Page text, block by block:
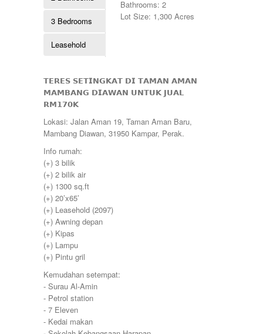
Kulim
Lekir
Manjoi
Manjung
Manong
Menglembu
Meru
Parit
Pekan Razaki
Penang
Pengkalan
Perak
Pulau Pinang
Puncak Jelapang Maju
Selayang Heights
Seri Iskandar
Seri Manjung
Siputeh
Sitiawan
Slim River
Station 18
Sungai Siput
260000
268000
280000
285000
290000
295000
300000
315000
320000
330000
335000
340000
345000
348000
350000
360000
370000
375000
380000
390000
399000
400000
410000
3 Bedrooms
Leasehold
Bathrooms: 2
Lot Size: 1,300 Acres
𝗧𝗘𝗥𝗘𝗦 𝗦𝗘𝗧𝗜𝗡𝗚𝗞𝗔𝗧 𝗗𝗜 𝗧𝗔𝗠𝗔𝗡 𝗔𝗠𝗔𝗡
𝗠𝗔𝗠𝗕𝗔𝗡𝗚 𝗗𝗜𝗔𝗪𝗔𝗡 𝗨𝗡𝗧𝗨𝗞 𝗝𝗨𝗔𝗟
𝗥𝗠𝟭𝟳𝟬𝗞
Lokasi: Jalan Aman 19, Taman Aman Baru,
Mambang Diawan, 31950 Kampar, Perak.
Info rumah:
(+) 3 bilik
(+) 2 bilik air
(+) 1300 sq.ft
(+) 20’x65’
(+) Leasehold (2097)
(+) Awning depan
(+) Kipas
(+) Lampu
(+) Pintu gril
Kemudahan setempat:
⁃ Surau Al-Amin
⁃ Petrol station
⁃ 7 Eleven
⁃ Kedai makan